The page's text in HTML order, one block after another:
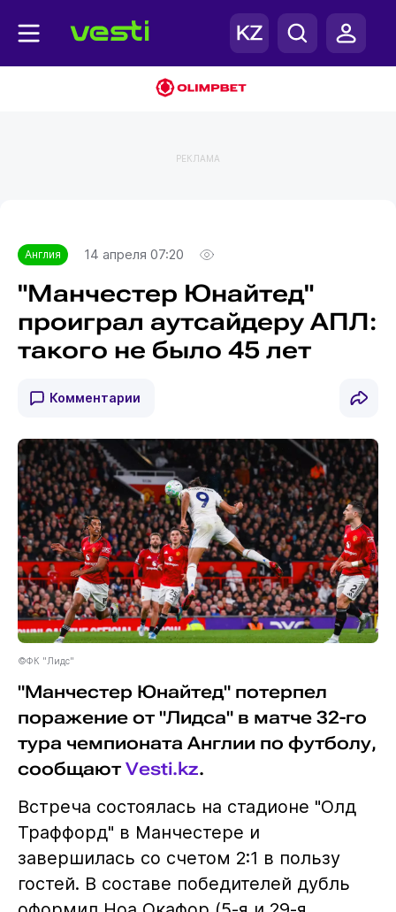
РЕКЛАМА
Англия 14 апреля 07:20
"Манчестер Юнайтед"
проиграл аутсайдеру АПЛ:
такого не было 45 лет
Комментарии
©ФК "Лидс"
"Манчестер Юнайтед" потерпел
поражение от "Лидса" в матче 32-го
тура чемпионата Англии по футболу,
сообщают Vesti.kz.
Встреча состоялась на стадионе "Олд
Траффорд" в Манчестере и
завершилась со счетом 2:1 в пользу
гостей. В составе победителей дубль